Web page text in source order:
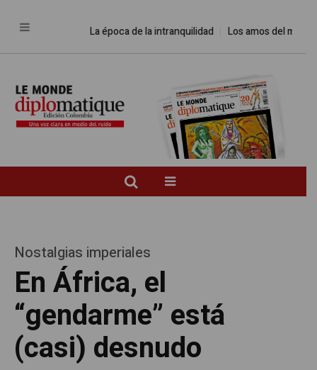
La época de la intranquilidad Los amos del mundo
Nostalgias imperiales
En África, el
“gendarme” está
(casi) desnudo